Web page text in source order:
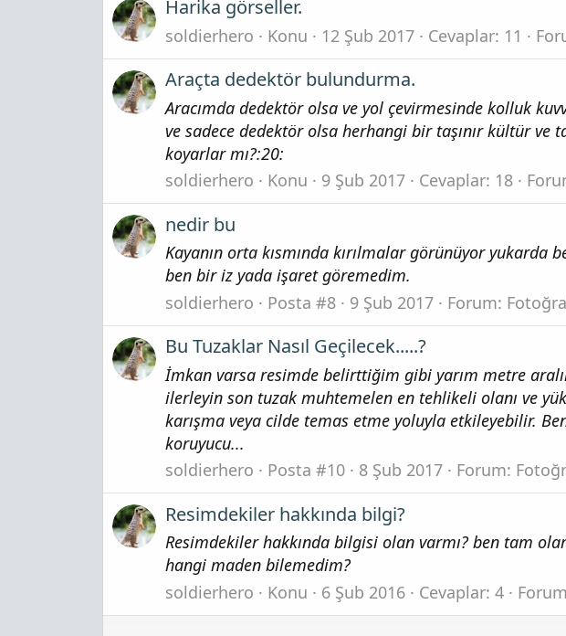
Harika görseller.
soldierhero Konu 12 Şub 2017 Cevaplar: 11
Araçta dedektör bulundurma.
Aracımda dedektör olsa ve yol çevirmesinde kolluk
ve sadece dedektör olsa herhangi bir taşınır kültür ve
koyarlar mı?:20:
soldierhero
Konu 9 Şub 2017 Cevaplar: 18
nedir bu
Kayanın orta kısmında kırılmalar görünüyor
ben bir iz yada işaret göremedim.
soldierhero
Posta #8 9 Şub 2017 Forum:
Bu Tuzaklar Nasıl Geçilecek.....?
İmkan varsa resimde belirttiğim gibi yarım metre
ilerleyin son tuzak muhtemelen en tehlikeli olanı ve
karışma veya cilde temas etme yoluyla etkileyebilir.
koruyucu...
soldierhero
Posta #10 8 Şub 2017 Forum:
Resimdekiler hakkında bilgi?
Resimdekiler hakkında bilgisi olan varmı? ben tam
hangi maden bilemedim?
soldierhero
Konu 6 Şub 2016 Cevaplar: 4